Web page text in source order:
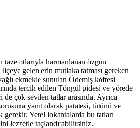
taze otlarıyla harmanlanan özgün
gelenlerin mutlaka tatması gereken
ekmekle sunulan Ödemiş köftesi
tercih edilen Töngül pidesi ve yörede
çok sevilen tatlar arasında. Ayrıca
yanıt olarak patatesi, tütünü ve
gerekir. Yerel lokantalarda bu tatları
lezzetle taçlandırabilirsiniz.